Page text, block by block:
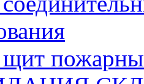
щит